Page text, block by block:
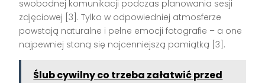
swobodnej komunikacji podczas planowania sesji
zdjęciowej [3] . Tylko w odpowiedniej atmosferze
powstają naturalne i pełne emocji fotografie – a one
najpewniej staną się najcenniejszą pamiątką [3] .
Ślub cywilny co trzeba załatwić przed